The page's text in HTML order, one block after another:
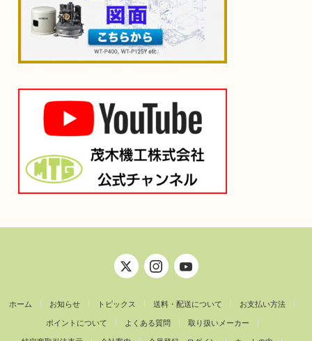
ホーム お知らせ トピックス 送料・配送について お支払い方法
ポイントについて よくある質問 取り扱いメーカー